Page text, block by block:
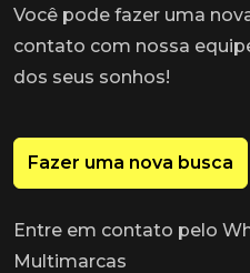
Você pode fazer uma
contato com nossa
dos seus sonhos!
Fazer uma nova busca
Entre em contato pelo
Multimarcas